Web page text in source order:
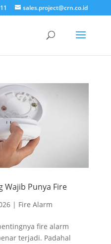
sales.project@crn.co.id
Wajib Punya Fire
| Fire Alarm
fire alarm
terjadi. Padahal